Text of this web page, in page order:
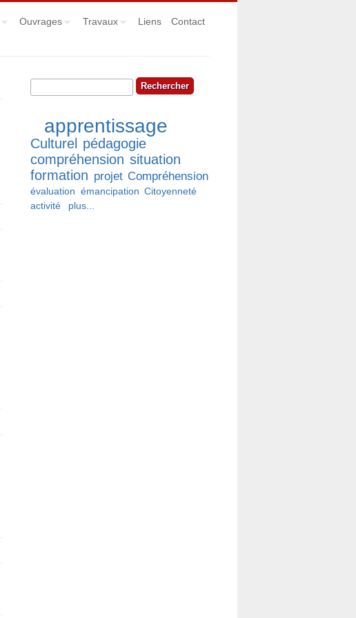
Ouvrages Travaux Liens Contact
Formulaire de recherche
Rechercher
apprentissage
Culturel pédagogie
compréhension situation
formation projet Compréhension
évaluation émancipation Citoyenneté
activité
plus...